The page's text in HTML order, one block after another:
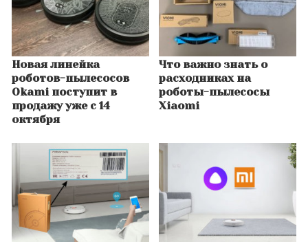
Новая линейка
роботов-пылесосов
Okami поступит в
продажу уже с 14
октября
Что важно знать о
расходниках на
роботы-пылесосы
Xiaomi